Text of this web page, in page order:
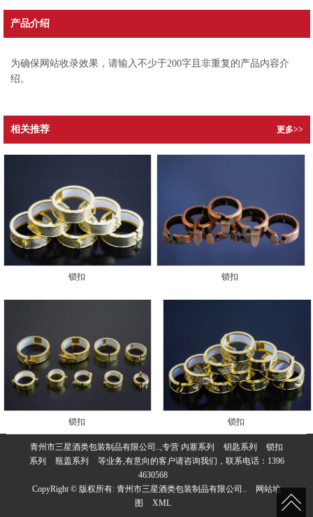
产品介绍
为确保网站收录效果，请输入不少于200字且非重复的产品内容介
绍。
相关推荐 更多>>
锁扣 锁扣
锁扣 锁扣
青州市三星酒类包装制品有限公司..,专营 内塞系列 钥匙系列
锁扣
系列
瓶盖系列 等业务,有意向的客户请咨询我们，联系电话： 1396
4630568
CopyRight © 版权所有: 青州市三星酒类包装制品有限公司..
网站地
图
XML